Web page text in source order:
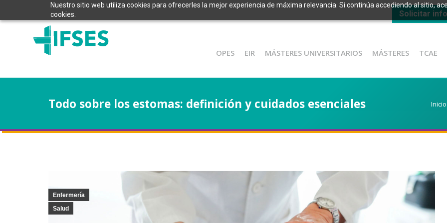
Nuestro sitio web utiliza cookies para ofrecerles la mejor experiencia de máxima relevancia. Si continúa accediendo al sitio,
cookies.
Solicitar
OPES EIR MÁSTERES UNIVERSITARIOS MÁSTERES TCAE
Todo sobre los estomas: definición y cuidados esenciales Inicio
Enfermería
Salud